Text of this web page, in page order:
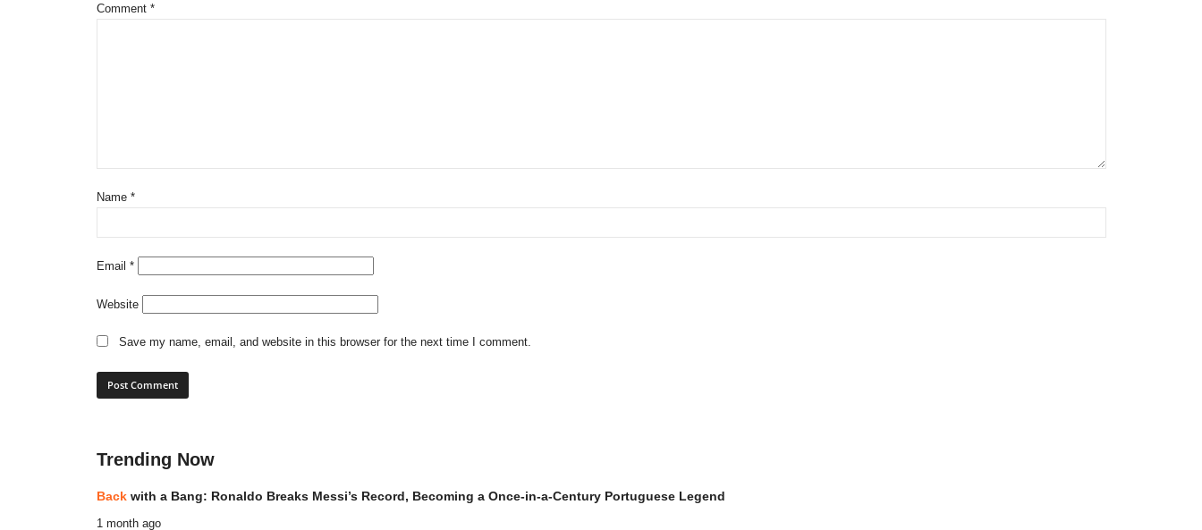
Comment *
Name *
Email *
Website
Save my name, email, and website in this browser for the next time I comment.
Trending Now
Back with a Bang: Ronaldo Breaks Messi’s Record, Becoming a Once-in-a-Century Portuguese Legend
1 month ago